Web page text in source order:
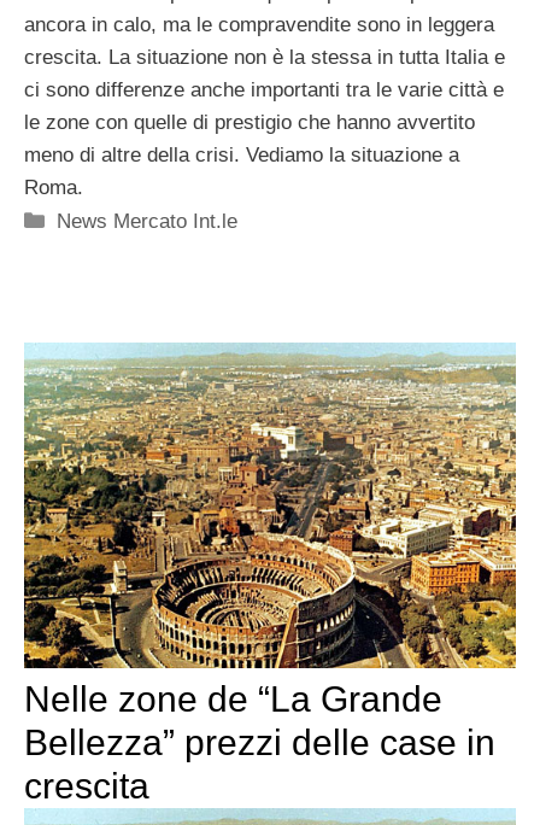
ancora in calo, ma le compravendite sono in leggera
crescita. La situazione non è la stessa in tutta Italia e
ci sono differenze anche importanti tra le varie città e
le zone con quelle di prestigio che hanno avvertito
meno di altre della crisi. Vediamo la situazione a
Roma.
Categorie
News Mercato Int.le
Nelle zone de “La Grande
Bellezza” prezzi delle case in
crescita